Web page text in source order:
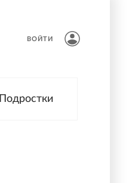
ВОЙТИ
Подростки